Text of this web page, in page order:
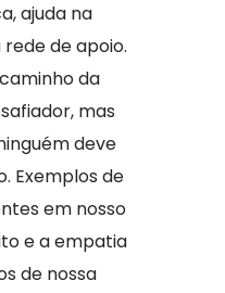
ajuda na
de apoio.
da
mas
deve
Exemplos de
em nosso
e a empatia
de nossa